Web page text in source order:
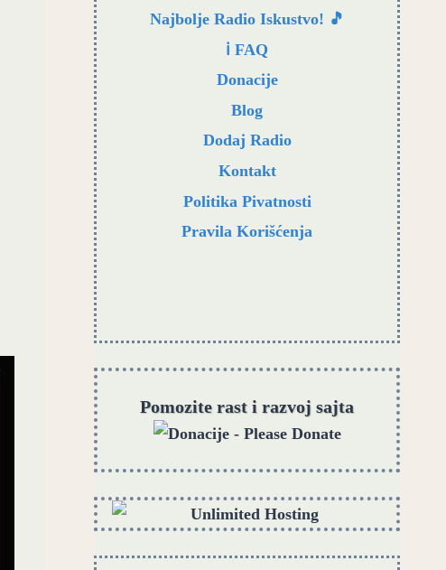
Najbolje Radio Iskustvo! 🎵
ℹ️ FAQ
Donacije
Blog
Dodaj Radio
Kontakt
Politika Pivatnosti
Pravila Korišćenja
Pomozite rast i razvoj sajta